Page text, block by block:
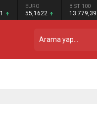
EURO
55,1622
BIST 100
13.779,39